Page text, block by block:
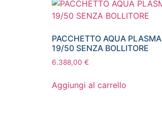
PACCHETTO AQUA PLASMA
19/50 SENZA BOLLITORE
6.388,00 €
Aggiungi al carrello